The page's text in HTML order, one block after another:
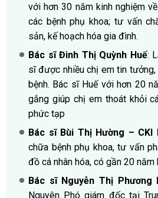
với hơn 30 năm kinh nghiệm
các bệnh phụ khoa; tư vấn
sản, kế hoạch hóa gia đình.
Bác sĩ Đinh Thị Quỳnh Huế:
sĩ được nhiều chị em tin
bệnh. Bác sĩ Huế với hơn 20
gắng giúp chị em thoát khỏi
phức tạp
Bác sĩ Bùi Thị Hường – CKI
chữa bệnh phụ khoa, tư vấn
đồ cá nhân hóa, có gần 20 năm
Bác sĩ Nguyễn Thị Phương
Nguyên Phó giám đốc tại